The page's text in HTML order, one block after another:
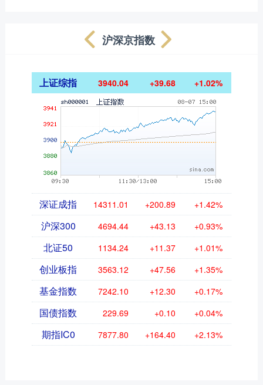
沪深京指数
上证综指 3940.04 +39.68 +1.02%
深证成指 14311.01 +200.89 +1.42%
沪深300 4694.44 +43.13 +0.93%
北证50 1134.24 +11.37 +1.01%
创业板指 3563.12 +47.56 +1.35%
基金指数 7242.10 +12.30 +0.17%
国债指数 229.69 +0.10 +0.04%
期指IC0 7877.80 +164.40 +2.13%